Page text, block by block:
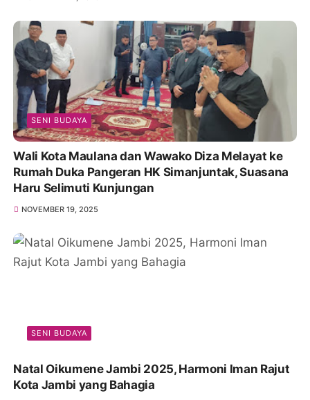
SENI BUDAYA
Wali Kota Maulana dan Wawako Diza Melayat ke
Rumah Duka Pangeran HK Simanjuntak, Suasana
Haru Selimuti Kunjungan
NOVEMBER 19, 2025
SENI BUDAYA
Natal Oikumene Jambi 2025, Harmoni Iman Rajut
Kota Jambi yang Bahagia